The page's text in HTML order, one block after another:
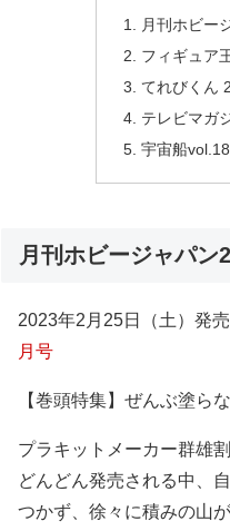
月刊ホビー
フィギュア
てれびくん
テレビマガ
宇宙船
月刊ホビージャパン
2023年2月25日（土）発売
月号
【巻頭特集】ぜんぶ塗ら
プラキットメーカー群雄
どんどん発売される中、
つかず、徐々に積みの山